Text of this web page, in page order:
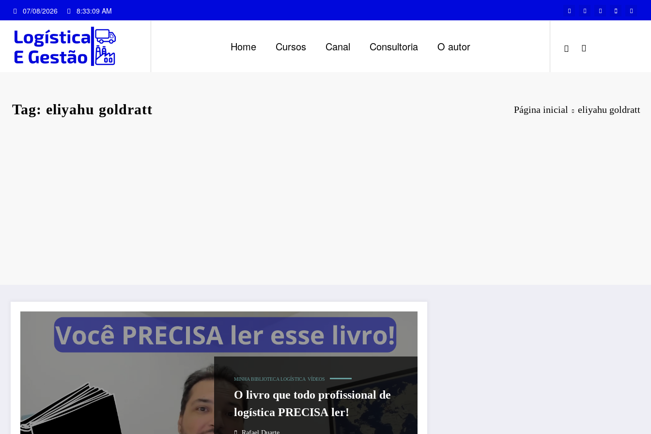
para
conteúdo
07/08/2026 8:33:09 AM
Home Cursos Canal Consultoria O autor
Tag: eliyahu goldratt Página inicial eliyahu goldratt
MINHA BIBLIOTECA LOGÍSTICA VÍDEOS
O livro que todo profissional de
logística PRECISA ler!